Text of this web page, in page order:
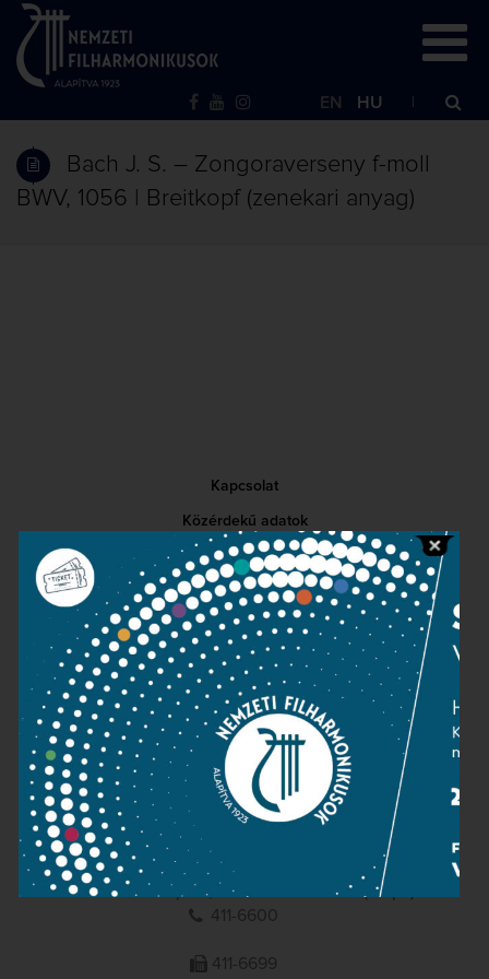
EN HU
Bach J. S. – Zongoraverseny f-moll
BWV, 1056 | Breitkopf (zenekari anyag)
Kapcsolat
Közérdekű adatok
Sajtószoba
Adatvédelem
Impresszum
NEMZETI
FILHARMONIKUSOK
1095 Budapest, Komor Marcell u. 1. (Müpa)
411-6600
411-6699